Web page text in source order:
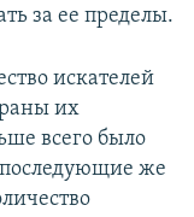
за ее пределы.
искателей
их
всего было
же